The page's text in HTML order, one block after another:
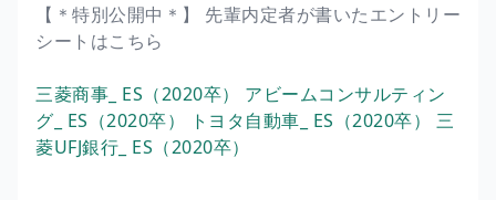
【＊特別公開中＊】 先輩内定者が書いたエントリー
シートはこちら
三菱商事_ ES（2020卒） アビームコンサルティン
グ_ ES（2020卒）
トヨタ自動車_ ES（2020卒） 三
菱UFJ銀行_ ES（2020卒）